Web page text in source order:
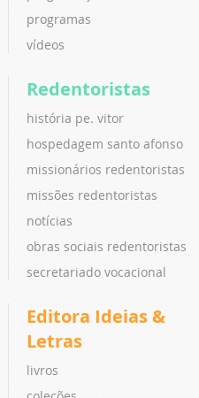
programas
vídeos
Redentoristas
história pe. vitor
hospedagem santo afonso
missionários redentoristas
missões redentoristas
notícias
obras sociais redentoristas
secretariado vocacional
Editora Ideias &
Letras
livros